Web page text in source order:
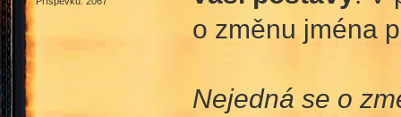
o změnu jména
Nejedná se o